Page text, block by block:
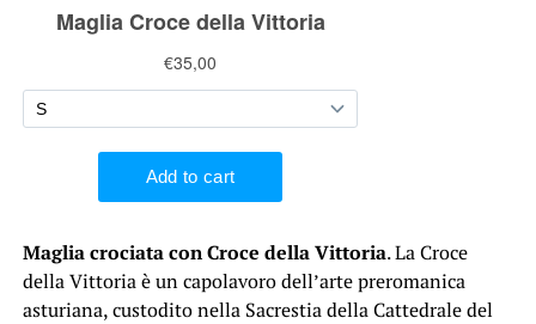
Maglia crociata con Croce della Vittoria. La Croce
della Vittoria è un capolavoro dell’arte preromanica
asturiana, custodito nella Sacrestia della Cattedrale del